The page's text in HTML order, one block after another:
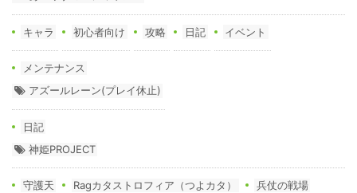
キャラ 初心者向け 攻略 日記 イベント
メンテナンス
アズールレーン(プレイ休止)
日記
神姫PROJECT
守護天 Ragカタストロフィア（つよカタ） 兵仗の戦場